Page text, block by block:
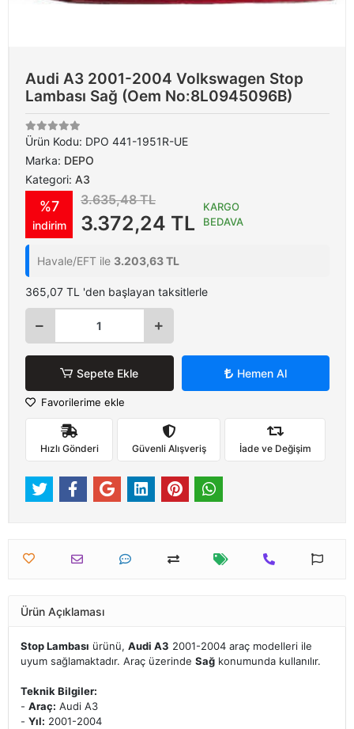
Audi A3 2001-2004 Volkswagen Stop
Lambası Sağ (Oem No:8L0945096B)
Ürün Kodu: DPO 441-1951R-UE
Marka: DEPO
Kategori: A3
%7
indirim
3.635,48 TL
3.372,24 TL
KARGO
BEDAVA
Havale/EFT ile 3.203,63 TL
365,07 TL 'den başlayan taksitlerle
Sepete Ekle Hemen Al
Favorilerime ekle
Hızlı Gönderi Güvenli Alışveriş İade ve Değişim
Ürün Açıklaması
Stop Lambası ürünü, Audi A3 2001-2004 araç modelleri ile
uyum sağlamaktadır. Araç üzerinde Sağ konumunda kullanılır.
Teknik Bilgiler:
- Araç: Audi A3
- Yıl: 2001-2004